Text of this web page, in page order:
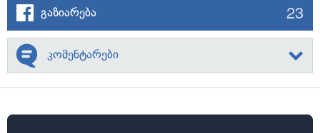
გაზიარება 23
კომენტარები